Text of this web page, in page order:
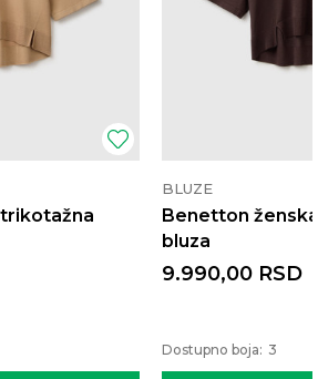
BLUZE
Benetton
bluza
9.990,00 RSD
Dostupno boja: 3